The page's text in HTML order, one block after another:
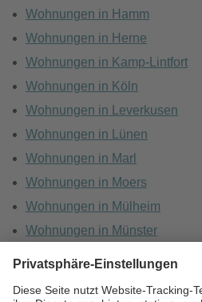
Wohnungen in Hamm
Wohnungen in Herne
Wohnungen in Kamp-Lintfort
Wohnungen in Köln
Wohnungen in Leverkusen
Wohnungen in Lünen
Wohnungen in Marl
Wohnungen in Moers
Wohnungen in Mülheim
Wohnungen in Münster